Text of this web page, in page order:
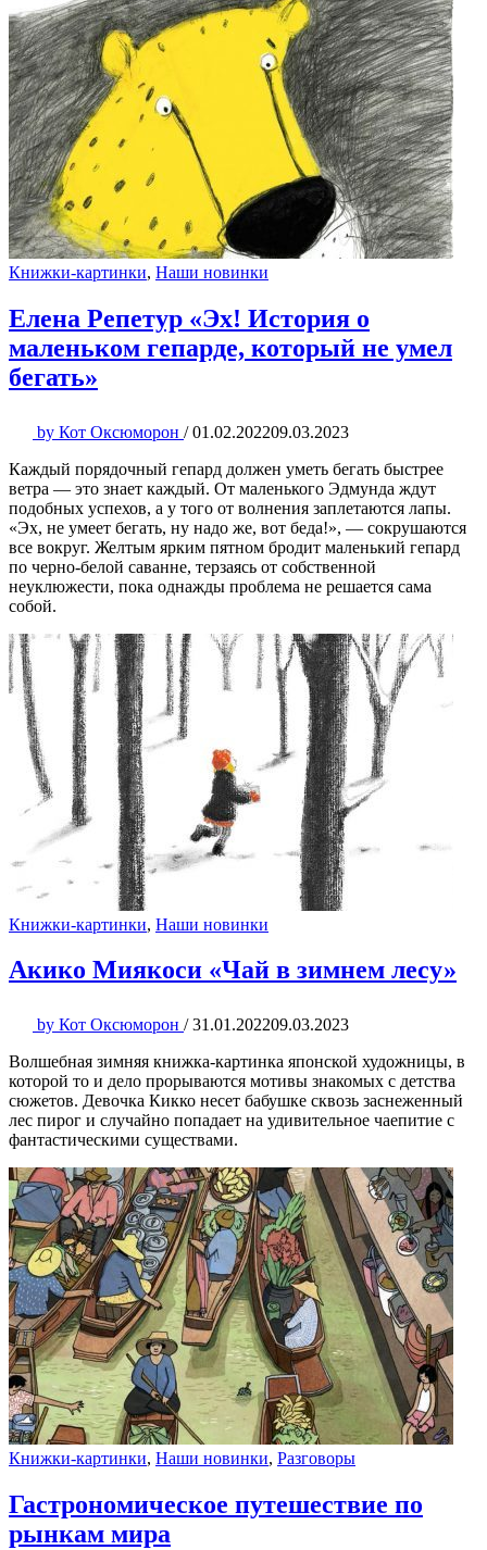
Книжки-картинки, Наши новинки
Елена Репетур «Эх! История о
маленьком гепарде, который не умел
бегать»
by Кот Оксюморон / 01.02.202209.03.2023
Каждый порядочный гепард должен уметь бегать быстрее
ветра — это знает каждый. От маленького Эдмунда ждут
подобных успехов, а у того от волнения заплетаются лапы.
«Эх, не умеет бегать, ну надо же, вот беда!», — сокрушаются
все вокруг. Желтым ярким пятном бродит маленький гепард
по черно-белой саванне, терзаясь от собственной
неуклюжести, пока однажды проблема не решается сама
собой.
Книжки-картинки, Наши новинки
Акико Миякоси «Чай в зимнем лесу»
by Кот Оксюморон / 31.01.202209.03.2023
Волшебная зимняя книжка-картинка японской художницы, в
которой то и дело прорываются мотивы знакомых с детства
сюжетов. Девочка Кикко несет бабушке сквозь заснеженный
лес пирог и случайно попадает на удивительное чаепитие с
фантастическими существами.
Книжки-картинки, Наши новинки, Разговоры
Гастрономическое путешествие по
рынкам мира